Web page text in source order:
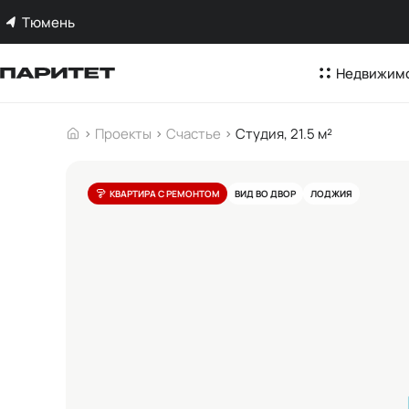
Тюмень
Проекты Счастье Студия, 21.5 м²
КВАРТИРА С РЕМОНТОМ ВИД ВО ДВОР ЛОДЖИЯ